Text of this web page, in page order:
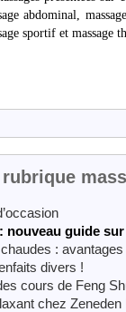
abdominal,
sportif et massage
nouveau guide
:
divers !
cours de Feng
chez Zeneden